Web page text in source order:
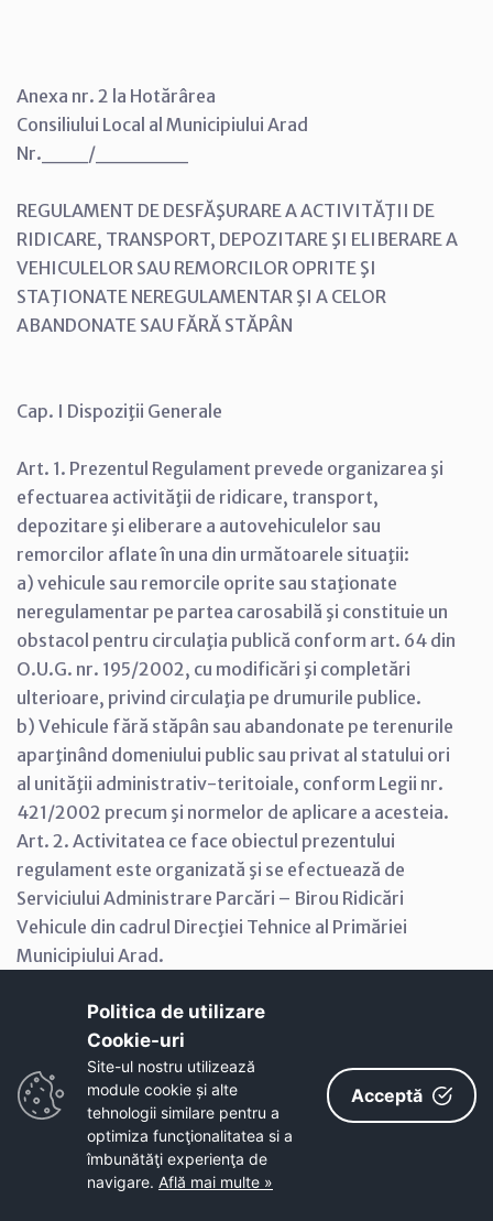
Anexa nr. 2 la Hotărârea
Consiliului Local al Municipiului Arad
Nr.___/______
REGULAMENT DE DESFĂŞURARE A ACTIVITĂŢII DE
RIDICARE, TRANSPORT, DEPOZITARE ŞI ELIBERARE A
VEHICULELOR SAU REMORCILOR OPRITE ŞI
STAŢIONATE NEREGULAMENTAR ŞI A CELOR
ABANDONATE SAU FĂRĂ STĂPÂN
Cap. I Dispoziţii Generale
Art. 1. Prezentul Regulament prevede organizarea şi
efectuarea activităţii de ridicare, transport,
depozitare şi eliberare a autovehiculelor sau
remorcilor aflate în una din următoarele situaţii:
a) vehicule sau remorcile oprite sau staţionate
neregulamentar pe partea carosabilă şi constituie un
obstacol pentru circulaţia publică conform art. 64 din
O.U.G. nr. 195/2002, cu modificări şi completări
ulterioare, privind circulaţia pe drumurile publice.
b) Vehicule fără stăpân sau abandonate pe terenurile
aparţinând domeniului public sau privat al statului ori
al unităţii administrativ-teritoiale, conform Legii nr.
421/2002 precum şi normelor de aplicare a acesteia.
Art. 2. Activitatea ce face obiectul prezentului
regulament este organizată şi se efectuează de
Serviciului Administrare Parcări – Birou Ridicări
Vehicule din cadrul Direcţiei Tehnice al Primăriei
Municipiului Arad.
Cap. II Modul de desfăşurare a activităţii de ridicare,
transport, depozitare şi eliberare a vehiculelor şi
remorcilor staţionate neregulamentar pe partea
carosabilă a drumului public din municipiul Arad sau
parcate pe trotuar şi care constituie un obstacol
pentru circulaţia publică
Politica de utilizare
Cookie-uri‎
Site-ul nostru utilizează
module cookie și alte
tehnologii similare pentru a
optimiza funcţionalitatea si a
îmbunătăţi experienţa de
navigare. Află mai multe »
Acceptă